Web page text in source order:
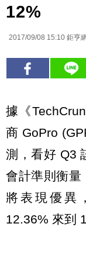
12%
2017/09/08 15:10 鉅亨
據《
商 GoPro
測，看好 Q3
會計準則衡量
將表現優異
12.36% 來到